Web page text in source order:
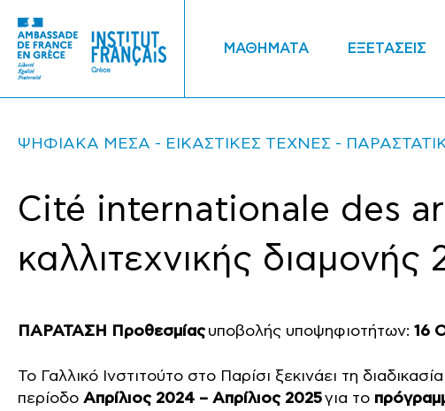
ΜΑΘΗΜΑΤΑ ΕΞΕΤΑΣΕΙΣ
ΨΗΦΙΑΚΑ ΜΕΣΑ ΕΙΚΑΣΤΙΚΕΣ ΤΕΧΝΕΣ
Cité internationale des
καλλιτεχνικής
ΠΑΡΑΤΑΣΗ Προθεσμίαςυποβολής υποψηφιοτήτων: 16
Το Γαλλικό Ινστιτούτο στο Παρίσι ξεκινάει τη
περίοδο Απρίλιος 2024 – Απρίλιος 2025για το